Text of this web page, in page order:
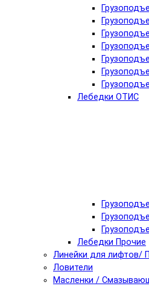
Лебедки ОТИС
Лебедки Прочие
Линейки для лифтов/
Ловители
Масленки /